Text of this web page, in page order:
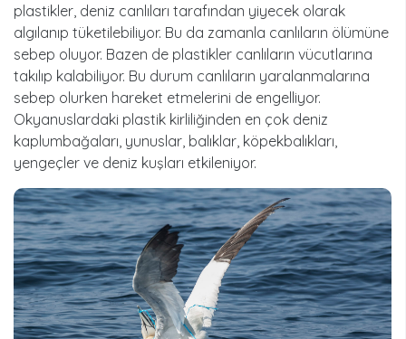
plastikler, deniz canlıları tarafından yiyecek olarak
algılanıp tüketilebiliyor. Bu da zamanla canlıların ölümüne
sebep oluyor. Bazen de plastikler canlıların vücutlarına
takılıp kalabiliyor. Bu durum canlıların yaralanmalarına
sebep olurken hareket etmelerini de engelliyor.
Okyanuslardaki plastik kirliliğinden en çok deniz
kaplumbağaları, yunuslar, balıklar, köpekbalıkları,
yengeçler ve deniz kuşları etkileniyor.